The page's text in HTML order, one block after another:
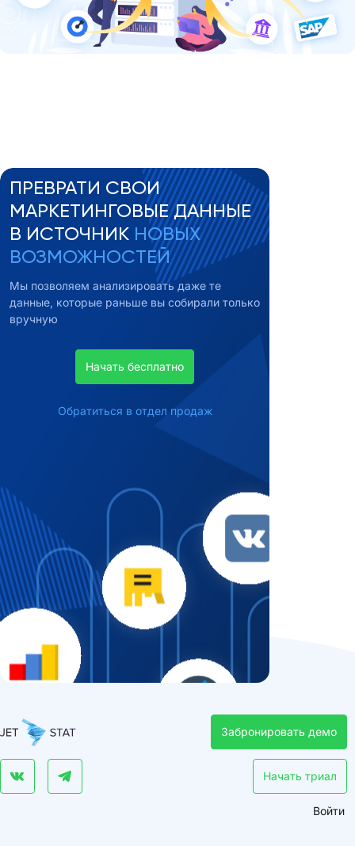
ПРЕВРАТИ СВОИ
МАРКЕТИНГОВЫЕ ДАННЫЕ
В ИСТОЧНИК НОВЫХ
ВОЗМОЖНОСТЕЙ
Мы позволяем анализировать даже те
данные, которые раньше вы собирали только
вручную
Начать бесплатно
Обратиться в отдел продаж
Забронировать демо
Начать триал
Войти